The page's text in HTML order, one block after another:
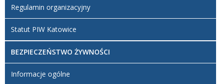
Regulamin organizacyjny
Statut PIW Katowice
BEZPIECZEŃSTWO ŻYWNOŚCI
Informacje ogólne